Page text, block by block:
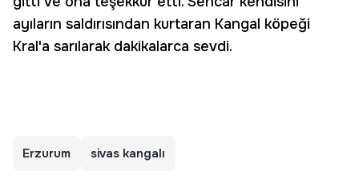
ayıların saldırısından kurtaran Kangal köpeği
Kral'a sarılarak dakikalarca sevdi.
Erzurum sivas kangalı